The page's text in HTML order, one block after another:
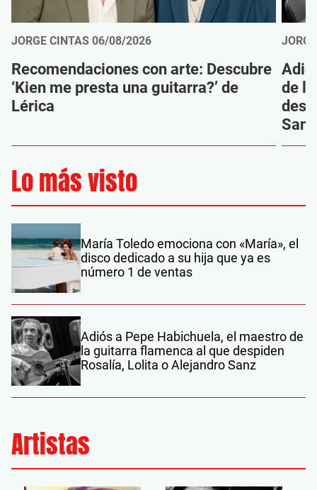
JORGE CINTAS 06/08/2026
Recomendaciones con arte: Descubre
‘Kien me presta una guitarra?’ de
Lérica
de
Sanz
Lo más visto
María Toledo emociona con «María», el
disco dedicado a su hija que ya es
número 1 de ventas
Adiós a Pepe Habichuela, el maestro de
la guitarra flamenca al que despiden
Rosalía, Lolita o Alejandro Sanz
Artistas